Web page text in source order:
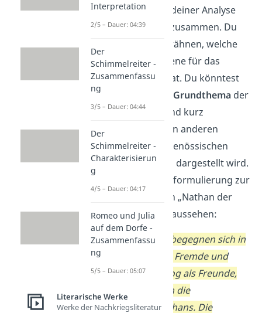
Erkenntnisse
aus deiner Analyse
noch einmal kurz zusammen. Du
kannst zudem erwähnen, welche
Bedeutungdie Szene für das
gesamte Drama hat. Du könntest
aber auch auf das Grundthema der
Szene eingehen und kurz
darstellen, wie es in anderen
Werkenoder zeitgenössischen
Medien wie Filmen dargestellt wird.
Eine kurze Schlussformulierung zur
Szenenanalyse von „Nathan der
Weise“ könnte so aussehen:
Nathan und Curd begegnen sich in
der Szene als zwei Fremde und
beenden den Dialog als Freunde,
nicht zuletzt durch die
Beharrlichkeit Nathans. Die
Interpretation
2/5 – Dauer: 04:39
Der
Schimmelreiter -
Zusammenfassu
ng
3/5 – Dauer: 04:44
Der
Schimmelreiter -
Charakterisierun
g
4/5 – Dauer: 04:17
Romeo und Julia
auf dem Dorfe -
Zusammenfassu
ng
5/5 – Dauer: 05:07
Literarische Werke
Werke der Nachkriegsliteratur